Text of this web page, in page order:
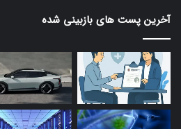
آخرین پست های بازبینی شده